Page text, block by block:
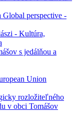
Global perspective -
- Kultúra,
s jedálňou a
Union
rozložiteľného
v obci Tomášov